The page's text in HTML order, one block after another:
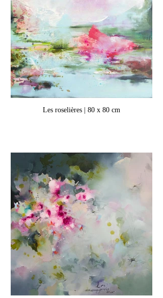
Les roselières | 80 x 80 cm